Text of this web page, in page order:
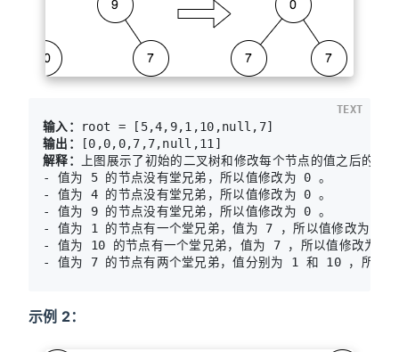
输入：
输出：
解释：
上图展示了初始的二叉树和修改每个节点的值之后的二
- 值为 5 的节点没有堂兄弟，所以值修改为 0 。
- 值为 4 的节点没有堂兄弟，所以值修改为 0 。
- 值为 9 的节点没有堂兄弟，所以值修改为 0 。
- 值为 1 的节点有一个堂兄弟，值为 7 ，所以值修改为 7
- 值为 10 的节点有一个堂兄弟，值为 7 ，所以值修改为 7
TEXT
示例 2：